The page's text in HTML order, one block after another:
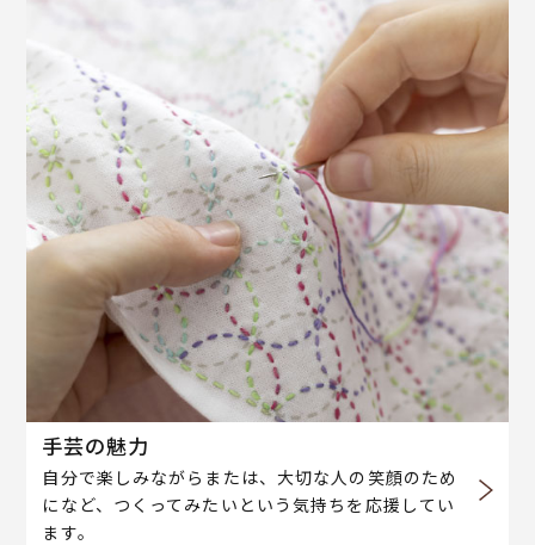
手芸の魅力
自分で楽しみながらまたは、大切な人の笑顔のため
になど、つくってみたいという気持ちを応援してい
ます。